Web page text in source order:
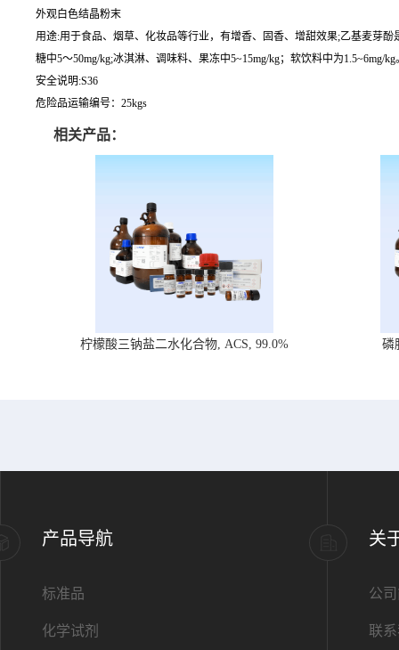
外观白色结晶粉末
用途:用于食品、烟草、化妆品等行业，有增香、固香、增甜效果;乙基麦芽
糖中5～50mg/kg;冰淇淋、调味料、果冻中5~15mg/kg；软饮料中为1.5~6mg/kg
安全说明:S36
危险品运输编号：25kgs
相关产品：
柠檬酸三钠盐二水化合物, ACS, 99.0% 磷
产品导航
标准品
化学试剂
关
公
联